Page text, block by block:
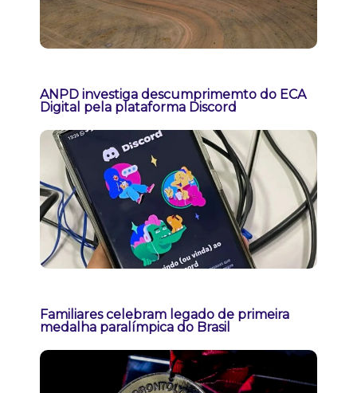
ANPD investiga descumprimemto do ECA
Digital pela plataforma Discord
Familiares celebram legado de primeira
medalha paralímpica do Brasil